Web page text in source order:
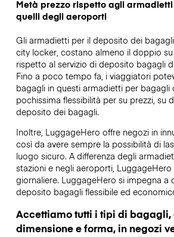
Metà prezzo rispetto agli
quelli degli aeroporti
Gli armadietti per il deposito dei
city locker, costano almeno il doppio
rispetto al servizio di deposito bagagli
Fino a poco tempo fa, i viaggiatori
bagagli in questi armadietti per bagagli
pochissima flessibilità per su prezzi, su
deposito dei bagagli.
Inoltre, LuggageHero offre negozi in
così da avere sempre la possibilità di
luogo sicuro. A differenza degli
stazioni e negli aeroporti,
giornaliere. LuggageHero si impegna a
deposito bagagli flessibile ed
Accettiamo tutti i tipi di
dimensione e forma, in negozi